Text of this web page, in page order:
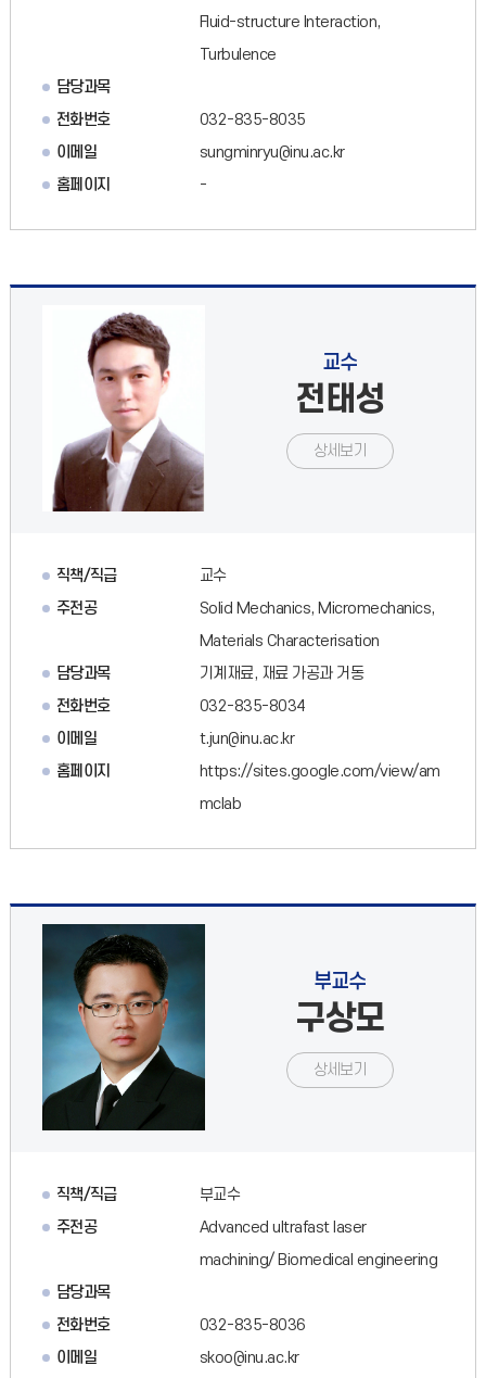
Fluid-structure Interaction,
Turbulence
담당과목
전화번호
032-835-8035
이메일
sungminryu@inu.ac.kr
홈페이지
-
교수
전태성
상세보기
직책/직급
교수
주전공
Solid Mechanics, Micromechanics,
Materials Characterisation
담당과목
기계재료, 재료 가공과 거동
전화번호
032-835-8034
이메일
t.jun@inu.ac.kr
홈페이지
https://sites.google.com/view/am
mclab
부교수
구상모
상세보기
직책/직급
부교수
주전공
Advanced ultrafast laser
machining/ Biomedical engineering
담당과목
전화번호
032-835-8036
이메일
skoo@inu.ac.kr